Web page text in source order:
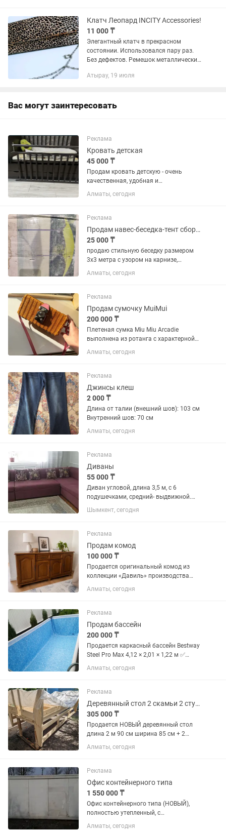
Клатч Леопард INCITY Accessories!
11 000 ₸
Элегантный клатч в прекрасном
состоянии. Использовался пару раз.
Без дефектов. Ремешок металлический
2 кнопки-магниты. 1 отделение и
Атырау, 19 июля
Вас могут заинтересовать
Реклама
Кровать детская
45 000 ₸
Продам кровать детскую - очень
качественная, удобная и
функциональная. Пеленальное место;
открытая ниша, два ящика под
большой ящик внизу под вещи.
Размер: высота...
Алматы, сегодня
Реклама
Продам навес-беседка-тент сборный новый, торг уместен
25 000 ₸
продаю стильную беседку размером
3x3 метра с узором на карнизе,
прочный сборный каркас Информация
о товаре: Стальная беседка 3x3 метра
упаковки: Длина 194 см, Ширина 43...
Алматы, сегодня
Реклама
Продам сумочку MuiMui
200 000 ₸
Плетеная сумка Miu Miu Arcadie
выполнена из ротанга с характерной
розовой кожаной отделкой и
серебристой фурнитурой. С длинным
из кожи. Есть карточка. Оригинал....
Алматы, сегодня
Реклама
Джинсы клеш
2 000 ₸
Длина от талии (внешний шов): 103 см
Внутренний шов: 70 см
Алматы, сегодня
Реклама
Диваны
55 000 ₸
Диван угловой, длина 3,5 м, с 6
подушечками, средний- выдвижной.
Отлично подойдет для гостиной.
Продаю в связи с переездом.
Шымкент, сегодня
Реклама
Продам комод
100 000 ₸
Продается оригинальный комод из
коллекции «Давиль» производства
ЗАО «Молодечномебель» (Беларусь). -
Отделка натуральным дубовым
Классический дизайн и...
Алматы, сегодня
Реклама
Продам бассейн
200 000 ₸
Продается каркасный бассейн Bestway
Steel Pro Max 4,12 × 2,01 × 1,22 м ✅
Состояние: как новый ✅
Использовался всего одну неделю ✅
комплект, без...
Алматы, сегодня
Реклама
Деревянный стол 2 скамьи 2 стула
305 000 ₸
Продается НОВЫЙ деревянный стол
длина 2 м 90 см ширина 85 см + 2
скамьи со спинкой длиной 2 м 90 см +
2 стула со спинкой. Всё из дерева.
Находится в Алматы . Возможна...
Алматы, сегодня
Реклама
Офис контейнерного типа
1 550 000 ₸
Офис контейнерного типа (НОВЫЙ),
полностью утепленный, с
электроосвещением и электро-
Алматы, сегодня